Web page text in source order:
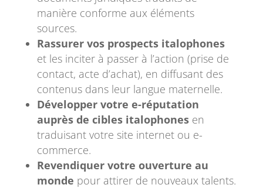
manière conforme aux éléments
sources.
Rassurer vos prospects italophones
et les inciter à passer à l’action (prise de
contact, acte d’achat), en diffusant des
contenus dans leur langue maternelle.
Développer votre e-réputation
auprès de cibles italophonesen
traduisant votre site internet ou e-
commerce.
Revendiquer votre ouverture au
monde pour attirer de nouveaux talents.